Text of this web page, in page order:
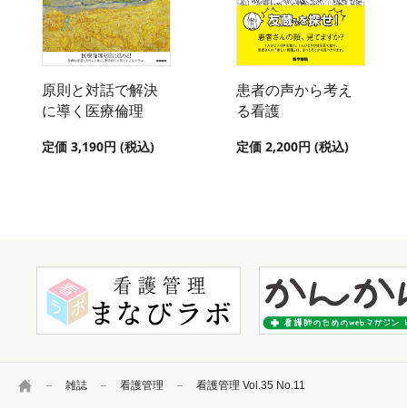
HOME 雑誌 看護管理 看護管理 Vol.35 No.11
原則と対話で解決
に導く医療倫理
定価 3,190円 (税込)
患者の声から考え
る看護
定価 2,200円 (税込)